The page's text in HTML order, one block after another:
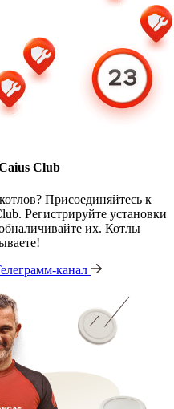
Club
Присоединяйтесь к
Регистрируйте установки
их. Котлы
канал